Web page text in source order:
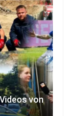
von